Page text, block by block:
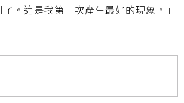
。這是我第一次產生最好的現象。」